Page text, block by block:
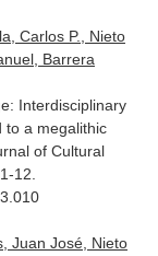
Carlos P., Nieto
Barrera
Interdisciplinary
to a megalithic
of Cultural
12.
Juan José, Nieto